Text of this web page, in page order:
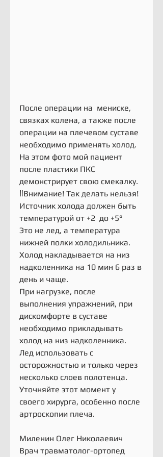
После операции на  мениске,
связках колена, а также после
операции на плечевом суставе
необходимо применять холод.
На этом фото мой пациент
после пластики ПКС
демонстрирует свою смекалку.
‼️Внимание! Так делать нельзя!
Источник холода должен быть
температурой от +2  до +5°
Это не лед, а температура
нижней полки холодильника.
Холод накладывается на низ
надколенника на 10 мин 6 раз в
день и чаще.
При нагрузке, после
выполнения упражнений, при
дискомфорте в суставе
необходимо прикладывать
холод на низ надколенника.
Лед использовать с
осторожностью и только через
несколько слоев полотенца.
Уточняйте этот момент у
своего хирурга, особенно после
артроскопии плеча.
Миленин Олег Николаевич
Врач травматолог-ортопед